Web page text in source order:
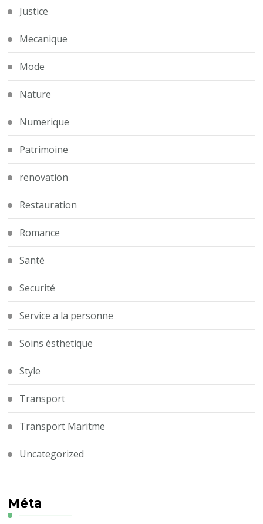
Justice
Mecanique
Mode
Nature
Numerique
Patrimoine
renovation
Restauration
Romance
Santé
Securité
Service a la personne
Soins ésthetique
Style
Transport
Transport Maritme
Uncategorized
Méta